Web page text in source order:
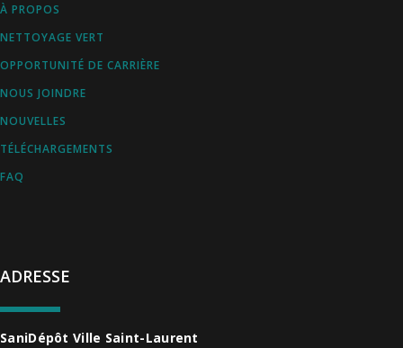
ADRESSE
SaniDépôt Ville Saint-Laurent
À PROPOS
NETTOYAGE VERT
OPPORTUNITÉ DE CARRIÈRE
NOUS JOINDRE
NOUVELLES
TÉLÉCHARGEMENTS
FAQ